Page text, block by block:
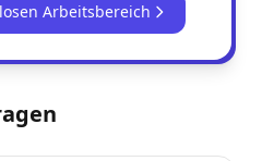
Arbeitsbereich